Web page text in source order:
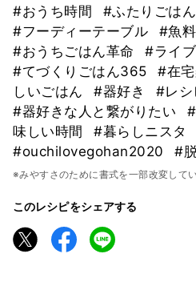
#おうち時間
#ふたりごはん
#フーディーテーブル
#魚
#おうちごはん革命
#ライ
#てづくりごはん365
#在
しいごはん
#器好き #レシ
#器好きな人と繋がりたい
味しい時間
#暮らしニスタ
#ouchilovegohan2020
#
※みやすさのために書式を一部改変してい
このレシピをシェアする